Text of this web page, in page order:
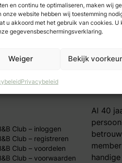
en continu te optimaliseren, maken wij
website hebben wij toestemming
u akkoord met het gebruik van cookies. U
gegevensbeschermingsverklaring.
Weiger Bekijk
Privacybeleid
Club – inloggen
Club – registreren
Club – voordelen
Club – voorwaarden
Over
Al 40